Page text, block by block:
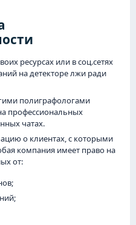
ресурсах или в соц.сетях
на детекторе лжи ради
полиграфологами
профессиональных
чатах.
о клиентах, с которыми
компания имеет право на
от: